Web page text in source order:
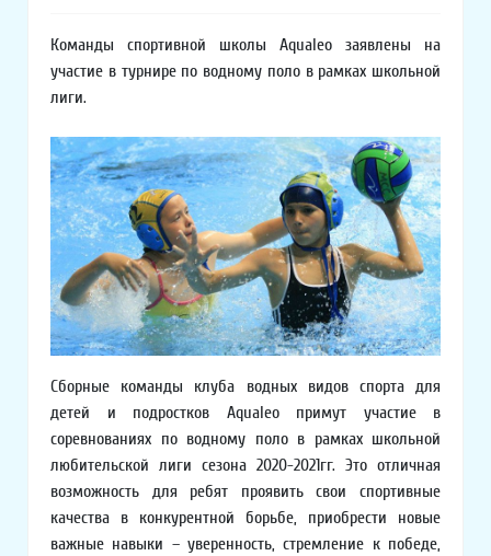
Команды спортивной школы Aqualeo заявлены на
участие в турнире по водному поло в рамках школьной
лиги.
Сборные команды клуба водных видов спорта для
детей и подростков Aqualeo примут участие в
соревнованиях по водному поло в рамках школьной
любительской лиги сезона 2020-2021гг. Это отличная
возможность для ребят проявить свои спортивные
качества в конкурентной борьбе, приобрести новые
важные навыки – уверенность, стремление к победе,